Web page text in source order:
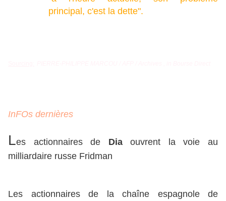
principal, c'est la dette".
InFOs dernières
Les actionnaires de Diaouvrent la voie au
milliardaire russe Fridman
Les actionnaires de la chaîne espagnole de